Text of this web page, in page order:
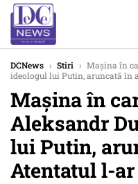
DCNews › Stiri › Mașina în
ideologul lui Putin, aruncată în
Mașina în
Aleksandr
lui Putin,
Atentatul l-